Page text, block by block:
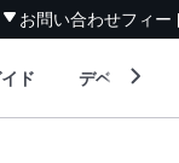
お問い合わせフィー
ド デベロッパ